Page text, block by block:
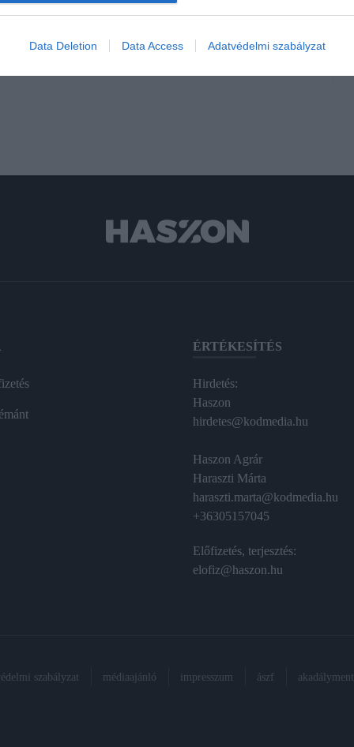
Data Deletion Data Access Adatvédelmi szabályzat
feldolgozóipar élelmiszeripar
ÉRTÉKESÍTÉS
Hirdetés:
Haszon
hirdetes@kodmedia.hu
Haszon Agrár
Haraszti Márta
haraszti.marta@kodmedia.hu
+36305157045
Előfizetés, terjesztés:
elofiz@haszon.hu
szabályzat médiaajánló impresszum ászf